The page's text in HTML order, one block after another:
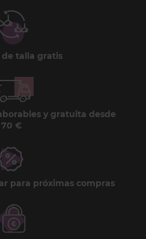
de talla gratis
y gratuita desde
70 €
para próximas compras